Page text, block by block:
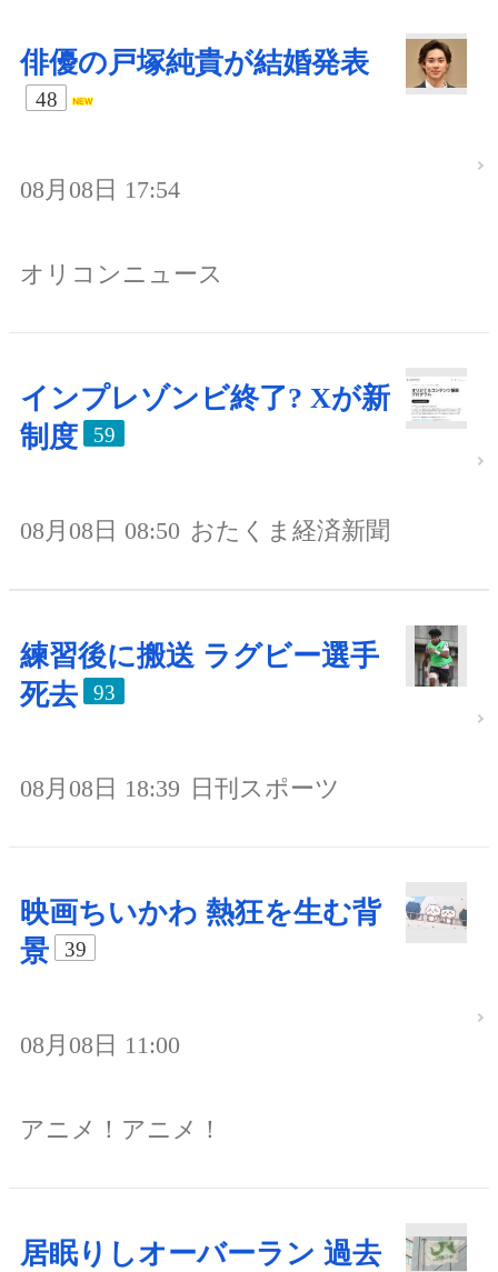
俳優の戸塚純貴が結婚発表
48
08月08日 17:54
オリコンニュース
インプレゾンビ終了? Xが新
制度
59
08月08日 08:50 おたくま経済新聞
練習後に搬送 ラグビー選手
死去
93
08月08日 18:39 日刊スポーツ
映画ちいかわ 熱狂を生む背
景
39
08月08日 11:00
アニメ！アニメ！
居眠りしオーバーラン 過去